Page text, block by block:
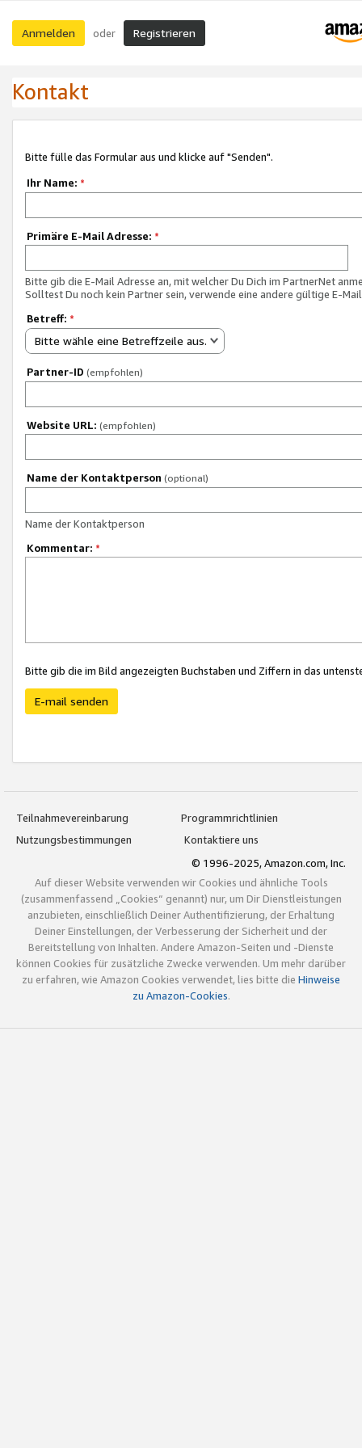
Anmelden oder Registrieren
Kontakt
Bitte fülle das Formular aus und klicke auf "Senden".
Ihr Name: *
Primäre E-Mail Adresse: *
Bitte gib die E-Mail Adresse an, mit welcher Du Dich im PartnerNet
Solltest Du noch kein Partner sein, verwende eine andere gültige E-
Betreff: *
Bitte wähle eine Betreffzeile aus.
Partner-ID (empfohlen)
Website URL: (empfohlen)
Name der Kontaktperson (optional)
Name der Kontaktperson
Kommentar: *
Bitte gib die im Bild angezeigten Buchstaben und Ziffern in das
E-mail senden
Teilnahmevereinbarung
Programmrichtlinien
Nutzungsbestimmungen
Kontaktiere uns
© 1996-2025, Amazon.com, Inc.
Auf dieser Website verwenden wir Cookies und ähnliche Tools
(zusammenfassend „Cookies“ genannt) nur, um Dir Dienstleistungen
anzubieten, einschließlich Deiner Authentifizierung, der Erhaltung
Deiner Einstellungen, der Verbesserung der Sicherheit und der
Bereitstellung von Inhalten. Andere Amazon-Seiten und -Dienste
können Cookies für zusätzliche Zwecke verwenden. Um mehr darüber
zu erfahren, wie Amazon Cookies verwendet, lies bitte die Hinweise
zu Amazon-Cookies.